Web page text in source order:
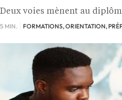
Deux voies mènent au
5 MIN. FORMATIONS, ORIENTATION,